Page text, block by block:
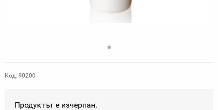
Код: 90200
Продуктът е изчерпан.